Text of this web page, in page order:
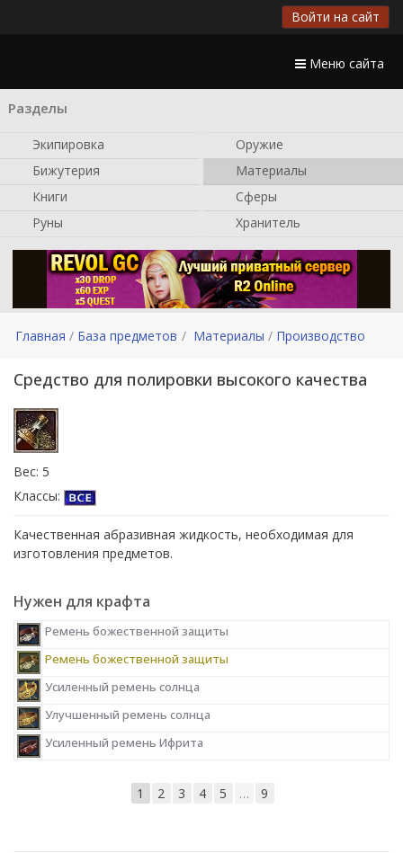
Войти на сайт
Меню сайта
Разделы
Экипировка
Оружие
Бижутерия
Материалы
Книги
Сферы
Руны
Хранитель
Главная База предметов Материалы Производство
Средство для полировки высокого качества
Вес: 5
Классы:
Качественная абразивная жидкость, необходимая для
изготовления предметов.
Нужен для крафта
Ремень божественной защиты
Ремень божественной защиты
Усиленный ремень солнца
Улучшенный ремень солнца
Усиленный ремень Ифрита
1 2 3 4 5 … 9